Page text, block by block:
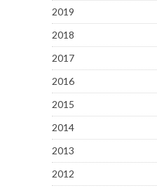
2019
2018
2017
2016
2015
2014
2013
2012